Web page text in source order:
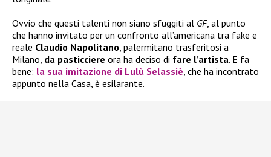
Ovvio che questi talenti non siano sfuggiti al GF, al punto
che hanno invitato per un confronto all’americana tra fake e
reale Claudio Napolitano , palermitano trasferitosi a
Milano, da pasticciere ora ha deciso di fare l’artista. E fa
bene: la sua imitazione di Lulù Selassiè , che ha incontrato
appunto nella Casa, è esilarante.